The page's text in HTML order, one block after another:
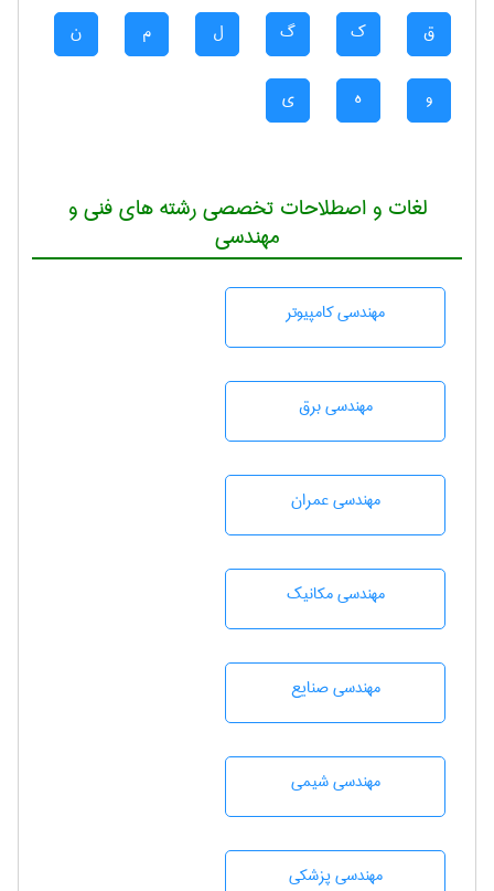
ق ک گ ل م ن
و ه ی
لغات و اصطلاحات تخصصی رشته های فنی و
مهندسی
مهندسی كامپيوتر
مهندسی برق
مهندسی عمران
مهندسی مکانیک
مهندسی صنايع
مهندسي شيمی
مهندسی پزشکی